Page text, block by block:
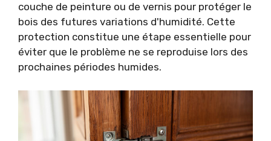
couche de peinture ou de vernis pour protéger le
bois des futures variations d'humidité. Cette
protection constitue une étape essentielle pour
éviter que le problème ne se reproduise lors des
prochaines périodes humides.